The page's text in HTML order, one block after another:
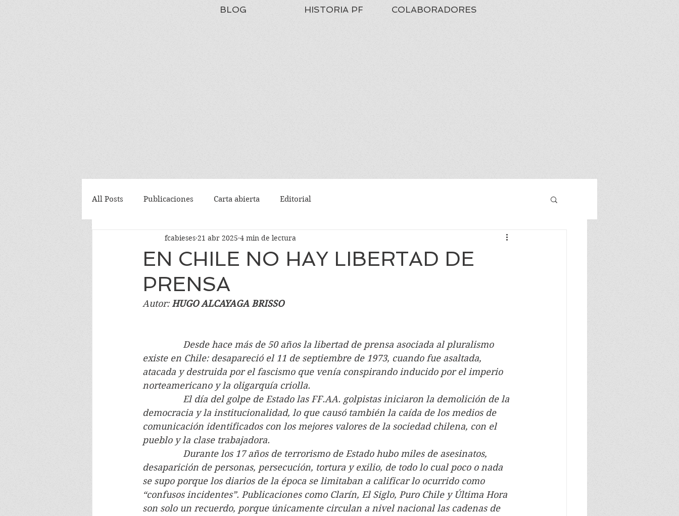
BLOG HISTORIA PF COLABORADORES
All Posts Publicaciones Carta abierta Editorial
EN CHILE NO HAY LIBERTAD DE
PRENSA
fcabieses 21 abr 2025 4 min de lectura
Autor: HUGO ALCAYAGA BRISSO
Desde hace más de 50 años la libertad de prensa asociada al pluralismo
existe en Chile: desapareció el 11 de septiembre de 1973, cuando fue asaltada,
atacada y destruida por el fascismo que venía conspirando inducido por el imperio
norteamericano y la oligarquía criolla.
El día del golpe de Estado las FF.AA. golpistas iniciaron la demolición de la
democracia y la institucionalidad, lo que causó también la caída de los medios de
comunicación identificados con los mejores valores de la sociedad chilena, con el
pueblo y la clase trabajadora.
Durante los 17 años de terrorismo de Estado hubo miles de asesinatos,
desaparición de personas, persecución, tortura y exilio, de todo lo cual poco o nada
se supo porque los diarios de la época se limitaban a calificar lo ocurrido como
“confusos incidentes”. Publicaciones como Clarín, El Siglo, Puro Chile y Última Hora
son solo un recuerdo, porque únicamente circulan a nivel nacional las cadenas de